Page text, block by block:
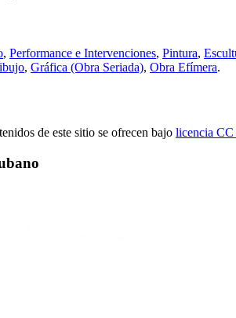
, Performance e Intervenciones, Pintura,
, Gráfica (Obra Seriada), Obra Efímera.
de este sitio se ofrecen bajo licencia